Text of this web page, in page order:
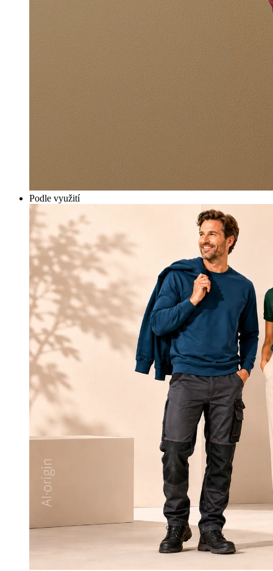
Podle využití